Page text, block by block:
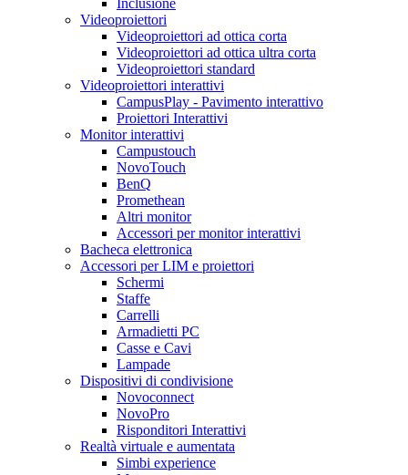
Videoproiettori
Videoproiettori ad ottica corta
Videoproiettori ad ottica ultra corta
Videoproiettori standard
Videoproiettori interattivi
CampusPlay - Pavimento interattivo
Proiettori Interattivi
Monitor interattivi
Campustouch
NovoTouch
BenQ
Promethean
Altri monitor
Accessori per monitor interattivi
Bacheca elettronica
Accessori per LIM e proiettori
Schermi
Staffe
Carrelli
Armadietti PC
Casse e Cavi
Lampade
Dispositivi di condivisione
Novoconnect
NovoPro
Risponditori Interattivi
Realtà virtuale e aumentata
Simbi experience